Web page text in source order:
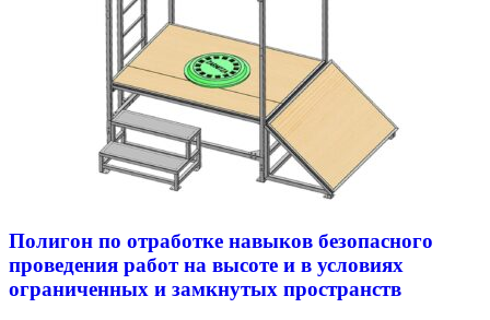
Полигон по отработке навыков безопасного
проведения работ на высоте и в условиях
ограниченных и замкнутых пространств